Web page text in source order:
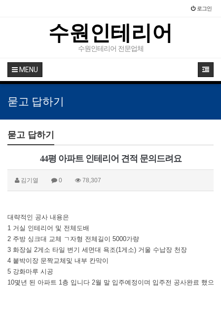
로그인
수원인테리어
수원인테리어 전문업체
MENU
묻고 답하기
묻고 답하기
44평 아파트 인테리어 견적 문의드려요
김기열 0 78,307
대략적인 공사 내용은
1 거실 인테리어 및 전체도배
2 주방 싱크대 교체 ㄱ자형 전체길이 5000가량
3 화장실 2게소 타일 변기 세면대 욕조(1게소) 거울 수납장 천장
4 붙박이장 문짝교체및 내부 칸막이
5 강화마루 시공
10몇년 된 아파트 1층 입니다 2월 말 입주예정이며 입주전 공사완료 했으